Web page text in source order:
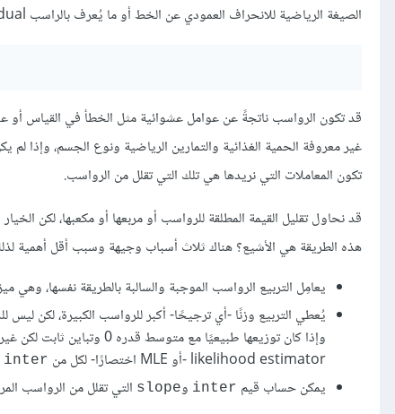
الصيغة الرياضية للانحراف العمودي عن الخط أو ما يُعرف بالراسب residual هي:
قد تكون الرواسب ناتجةً عن عوامل عشوائية مثل الخطأ في القياس أو
غير معروفة الحمية الغذائية والتمارين الرياضية ونوع الجسم، وإذا لم
تكون المعاملات التي نريدها هي تلك التي تقلل من الرواسب.
قد نحاول تقليل القيمة المطلقة للرواسب أو مربعها أو مكعبها، لكن
هذه الطريقة هي الأشيع؟ هناك ثلاث أسباب وجيهة وسبب أقل أهمية
يعامِل التربيع الرواسب الموجبة والسالبة بالطريقة نفسها، وهي
يُعطي التربيع وزنًا -أي ترجيحًا- أكبر للرواسب الكبيرة، لكن ليس
likelihood estimator -أو MLE اختصارًا- لكل من
inter
يمكن حساب قيم inter وslope التي تقلل من الرواسب